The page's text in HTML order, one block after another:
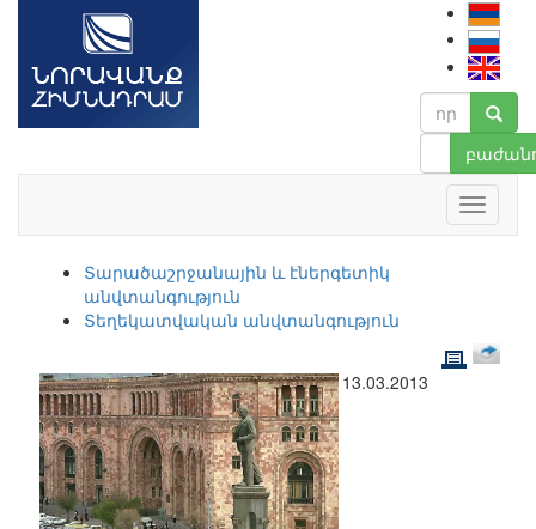
Տարածաշրջանային և էներգետիկ
անվտանգություն
Տեղեկատվական անվտանգություն
13.03.2013